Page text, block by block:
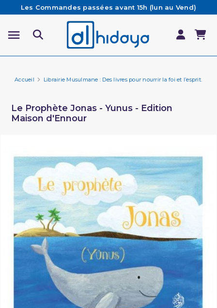
Les Commandes passées avant 15h (lun au Vend)
sont préparées et expédiées le jour même
Besoin d'aide ? Retrouvez notre FAQ
Livraison offerte à partir de 65€ d'achat*
Accueil Librairie Musulmane : Des livres pour nourrir la foi et l’esprit.
Le Prophète Jonas - Yunus - Edition
Maison d'Ennour